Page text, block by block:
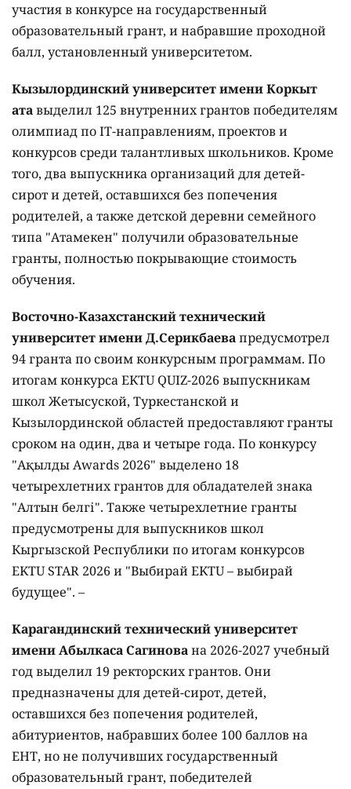
участия в конкурсе на государственный
образовательный грант, и набравшие проходной
балл, установленный университетом.
Кызылординский университет имени Коркыт
атавыделил 125 внутренних грантов победителям
олимпиад по IT-направлениям, проектов и
конкурсов среди талантливых школьников. Кроме
того, два выпускника организаций для детей-
сирот и детей, оставшихся без попечения
родителей, а также детской деревни семейного
типа "Атамекен" получили образовательные
гранты, полностью покрывающие стоимость
обучения.
Восточно-Казахстанский технический
университет имени Д.Серикбаевапредусмотрел
94 гранта по своим конкурсным программам. По
итогам конкурса EKTU QUIZ-2026 выпускникам
школ Жетысуской, Туркестанской и
Кызылординской областей предоставляют гранты
сроком на один, два и четыре года. По конкурсу
"Ақылды Awards 2026" выделено 18
четырехлетних грантов для обладателей знака
"Алтын белгі". Также четырехлетние гранты
предусмотрены для выпускников школ
Кыргызской Республики по итогам конкурсов
EKTU STAR 2026 и "Выбирай EKTU – выбирай
будущее". –
Карагандинский технический университет
имени Абылкаса Сагинована 2026-2027 учебный
год выделил 19 ректорских грантов. Они
предназначены для детей-сирот, детей,
оставшихся без попечения родителей,
абитуриентов, набравших более 100 баллов на
ЕНТ, но не получивших государственный
образовательный грант, победителей